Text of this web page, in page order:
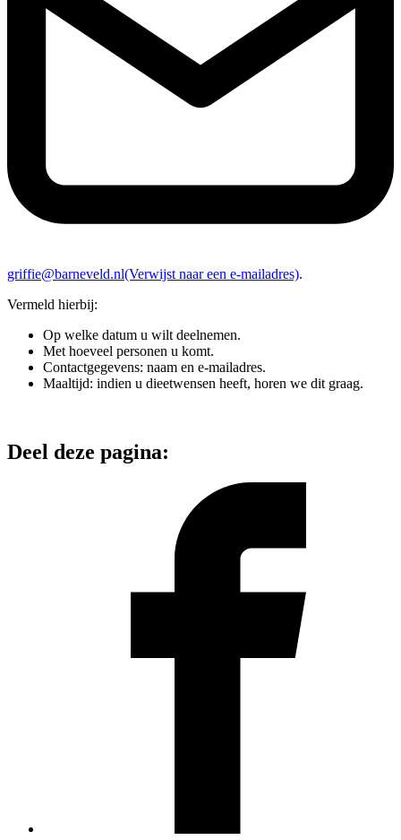
griffie@barneveld.nl(Verwijst naar een e-mailadres).
Vermeld hierbij:
Op welke datum u wilt deelnemen.
Met hoeveel personen u komt.
Contactgegevens: naam en e-mailadres.
Maaltijd: indien u dieetwensen heeft, horen we dit graag.
Deel deze pagina: